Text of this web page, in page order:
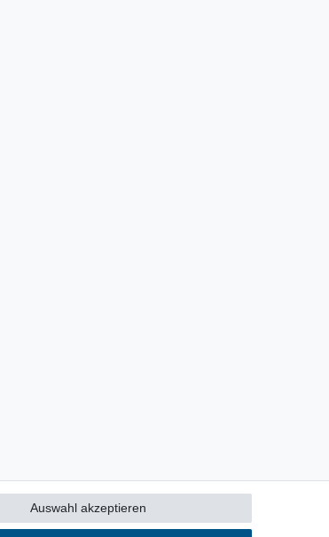
Auswahl akzeptieren